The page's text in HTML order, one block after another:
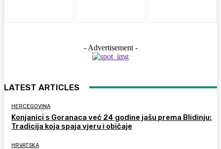
- Advertisement -
LATEST ARTICLES
HERCEGOVINA
Konjanici s Goranaca već 24 godine jašu prema Blidinju:
Tradicija koja spaja vjeru i običaje
HRVATSKA